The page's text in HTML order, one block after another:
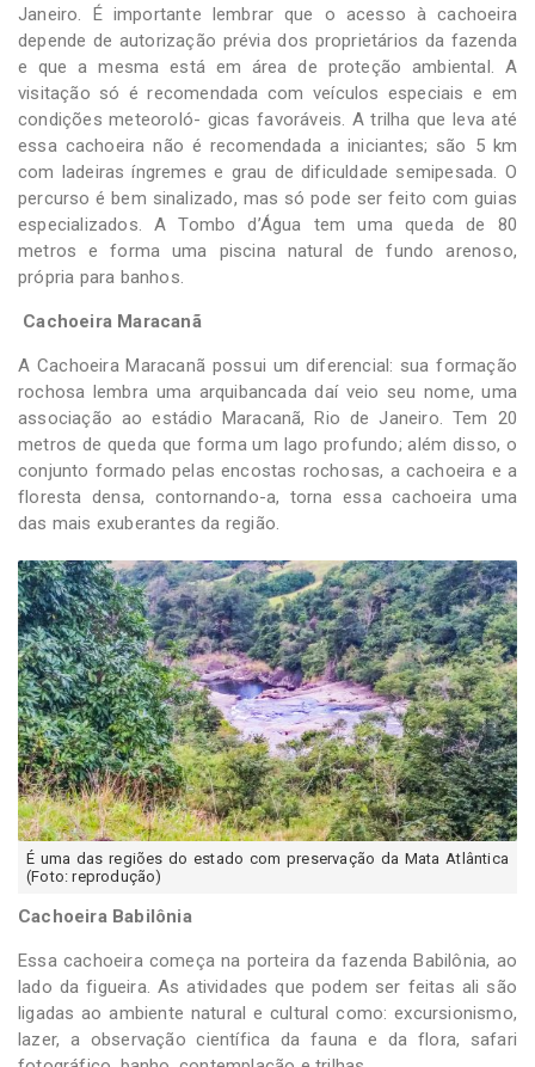
Janeiro. É importante lembrar que o acesso à cachoeira
depende de autorização prévia dos proprietários da fazenda
e que a mesma está em área de proteção ambiental. A
visitação só é recomendada com veículos especiais e em
condições meteoroló- gicas favoráveis. A trilha que leva até
essa cachoeira não é recomendada a iniciantes; são 5 km
com ladeiras íngremes e grau de dificuldade semipesada. O
percurso é bem sinalizado, mas só pode ser feito com guias
especializados. A Tombo d’Água tem uma queda de 80
metros e forma uma piscina natural de fundo arenoso,
própria para banhos.
Cachoeira Maracanã
A Cachoeira Maracanã possui um diferencial: sua formação
rochosa lembra uma arquibancada daí veio seu nome, uma
associação ao estádio Maracanã, Rio de Janeiro. Tem 20
metros de queda que forma um lago profundo; além disso, o
conjunto formado pelas encostas rochosas, a cachoeira e a
floresta densa, contornando-a, torna essa cachoeira uma
das mais exuberantes da região.
É uma das regiões do estado com preservação da Mata Atlântica
(Foto: reprodução)
Cachoeira Babilônia
Essa cachoeira começa na porteira da fazenda Babilônia, ao
lado da figueira. As atividades que podem ser feitas ali são
ligadas ao ambiente natural e cultural como: excursionismo,
lazer, a observação científica da fauna e da flora, safari